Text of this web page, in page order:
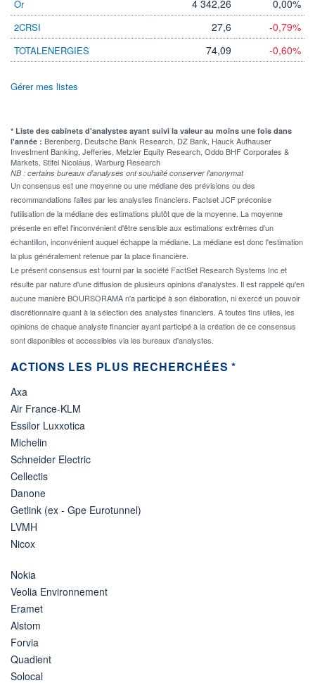
Or 4 342,26 0,00%
2CRSI 27,6 -0,79%
TOTALENERGIES 74,09 -0,60%
Gérer mes listes
* Liste des cabinets d'analystes ayant suivi la valeur au moins une fois dans
l'année : Berenberg, Deutsche Bank Research, DZ Bank, Hauck Aufhauser
Investment Banking, Jefferies, Metzler Equity Research, Oddo BHF Corporates &
Markets, Stifel Nicolaus, Warburg Research
NB : certains bureaux d'analyses ont souhaité conserver l'anonymat
Un consensus est une moyenne ou une médiane des prévisions ou des
recommandations faites par les analystes financiers. Factset JCF préconise
l'utilisation de la médiane des estimations plutôt que de la moyenne. La moyenne
présente en effet l'inconvénient d'être sensible aux estimations extrêmes d'un
échantillon, inconvénient auquel échappe la médiane. La médiane est donc l'estimation
la plus généralement retenue par la place financière.
Le présent consensus est fourni par la société FactSet Research Systems Inc et
résulte par nature d'une diffusion de plusieurs opinions d'analystes. Il est rappelé qu'en
aucune manière BOURSORAMA n'a participé à son élaboration, ni exercé un pouvoir
discrétionnaire quant à la sélection des analystes financiers. A toutes fins utiles, les
opinions de chaque analyste financier ayant participé à la création de ce consensus
sont disponibles et accessibles via les bureaux d'analystes.
ACTIONS LES PLUS RECHERCHÉES *
Axa
Air France-KLM
Essilor Luxxotica
Michelin
Schneider Electric
Cellectis
Danone
Getlink (ex - Gpe Eurotunnel)
LVMH
Nicox
Nokia
Veolia Environnement
Eramet
Alstom
Forvia
Quadient
Solocal